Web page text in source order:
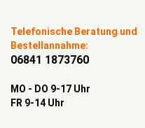
Telefonische Beratung und
Bestellannahme:
06841 1873760
MO - DO 9-17 Uhr
FR 9-14 Uhr